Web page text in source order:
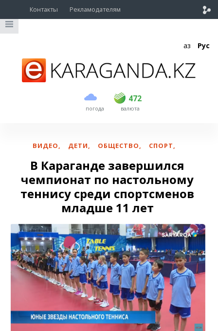
Контакты Рекламодателям
Қаз Рус
погода
472
USD 470 472
EUR валюта
ВИДЕО, ДЕТИ, ОБЩЕСТВО, СПОРТ,
В Караганде завершился
чемпионат по настольному
теннису среди спортсменов
младше 11 лет